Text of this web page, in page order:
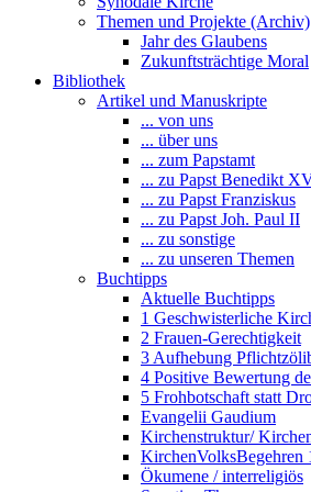
Themen und Projekte (Archiv)
Jahr des Glaubens
Zukunftsträchtige Moral
Bibliothek
Artikel und Manuskripte
... von uns
... über uns
... zum Papstamt
... zu Papst Benedikt
... zu Papst Franziskus
... zu Papst Joh. Paul II
... zu sonstige
... zu unseren Themen
Buchtipps
Aktuelle Buchtipps
1 Geschwisterliche
2 Frauen-Gerechtigkeit
3 Aufhebung
4 Positive Bewertung
5 Frohbotschaft statt
Evangelii Gaudium
Kirchenstruktur/
KirchenVolksBegehren
Ökumene / interreligiös